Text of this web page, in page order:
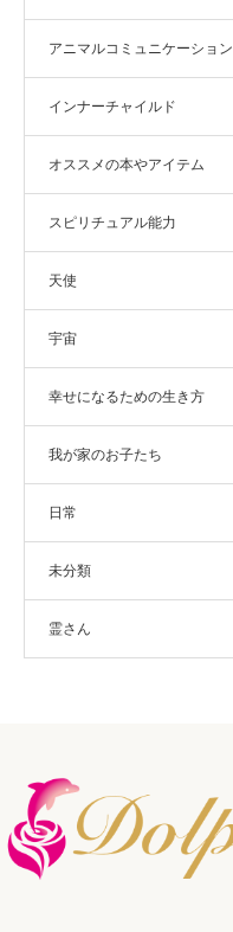
アニマルコミュニケーション
インナーチャイルド
オススメの本やアイテム
スピリチュアル能力
天使
宇宙
幸せになるための生き方
我が家のお子たち
日常
未分類
霊さん